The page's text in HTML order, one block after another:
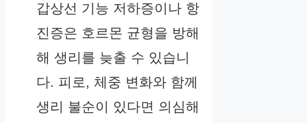
갑상선 기능 저하증이나 항
진증은 호르몬 균형을 방해
해 생리를 늦출 수 있습니
다. 피로, 체중 변화와 함께
생리 불순이 있다면 의심해